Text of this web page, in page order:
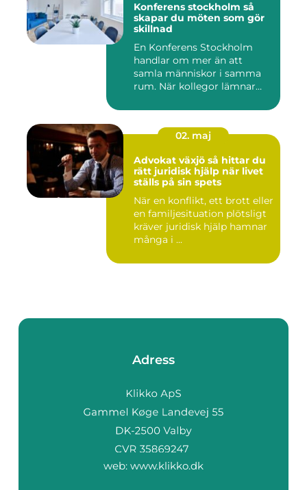
Konferens stockholm så
skapar du möten som gör
skillnad
En Konferens Stockholm
handlar om mer än att
samla människor i samma
rum. När kollegor lämnar
02. maj
Advokat växjö så hittar du
rätt juridisk hjälp när livet
ställs på sin spets
När en konflikt, ett brott eller
en familjesituation plötsligt
kräver juridisk hjälp hamnar
många i ...
Adress
web: www.klikko.dk